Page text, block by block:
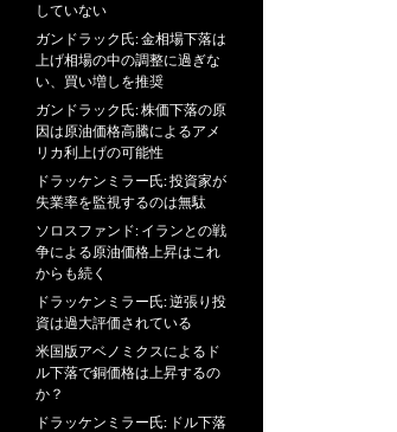
していない
ガンドラック氏: 金相場下落は
上げ相場の中の調整に過ぎな
い、買い増しを推奨
ガンドラック氏: 株価下落の原
因は原油価格高騰によるアメ
リカ利上げの可能性
ドラッケンミラー氏: 投資家が
失業率を監視するのは無駄
ソロスファンド: イランとの戦
争による原油価格上昇はこれ
からも続く
ドラッケンミラー氏: 逆張り投
資は過大評価されている
米国版アベノミクスによるド
ル下落で銅価格は上昇するの
か？
ドラッケンミラー氏: ドル下落